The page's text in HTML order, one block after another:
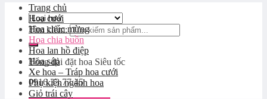
Tìm kiếm:
Tổng đài đặt hoa Siêu tốc
0916.33.77.45
Trang chủ
Hoa cưới
Hoa chúc mừng
Hoa chia buồn
Hoa lan hồ điệp
Hoa sáp
Xe hoa – Tráp hoa cưới
Phụ kiện ngành hoa
Giỏ trái cây